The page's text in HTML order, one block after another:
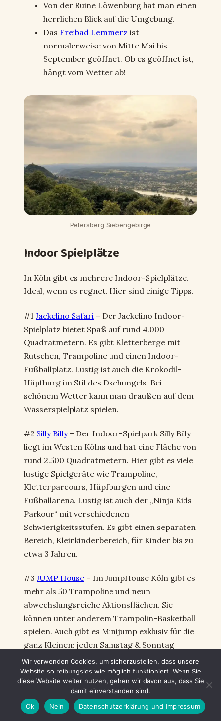
Von der Ruine Löwenburg hat man einen
herrlichen Blick auf die Umgebung.
Das Freibad Lemmerz ist
normalerweise von Mitte Mai bis
September geöffnet. Ob es geöffnet ist,
hängt vom Wetter ab!
Petersberg Siebengebirge
Indoor Spielplätze
In Köln gibt es mehrere Indoor-Spielplätze.
Ideal, wenn es regnet. Hier sind einige Tipps.
#1 Jackelino Safari – Der Jackelino Indoor-
Spielplatz bietet Spaß auf rund 4.000
Quadratmetern. Es gibt Kletterberge mit
Rutschen, Trampoline und einen Indoor-
Fußballplatz. Lustig ist auch die Krokodil-
Hüpfburg im Stil des Dschungels. Bei
schönem Wetter kann man draußen auf dem
Wasserspielplatz spielen.
#2 Silly Billy– Der Indoor-Spielpark Silly Billy
liegt im Westen Kölns und hat eine Fläche von
rund 2.500 Quadratmetern. Hier gibt es viele
lustige Spielgeräte wie Trampoline,
Kletterparcours, Hüpfburgen und eine
Fußballarena. Lustig ist auch der „Ninja Kids
Parkour“ mit verschiedenen
Schwierigkeitsstufen. Es gibt einen separaten
Bereich, Kleinkinderbereich, für Kinder bis zu
etwa 3 Jahren.
#3 JUMP House – Im JumpHouse Köln gibt es
mehr als 50 Trampoline und neun
abwechslungsreiche Aktionsflächen. Sie
können unter anderem Trampolin-Basketball
spielen. Auch gibt es Minijump exklusiv für die
ganz Kleinen: jeden Samstag & Sonntag
sowie an allen Feiertagen immer von 9 bis 10
Uhr
Familienhotels Köln
Wir verwenden Cookies, um sicherzustellen, dass unsere
Website so reibungslos wie möglich funktioniert. Wenn Sie
diese Website weiter nutzen, gehen wir davon aus, dass Sie
damit einverstanden sind.
Ok
Nein Datenschutzerklärung und Impressum